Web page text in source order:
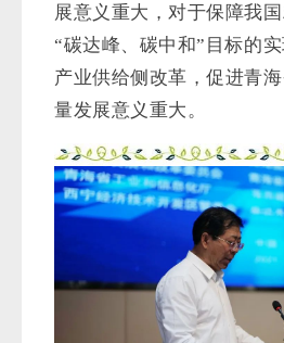
展意义重大，对于保障我
“碳达峰、碳中和”目标的
产业供给侧改革，促进青
量发展意义重大。